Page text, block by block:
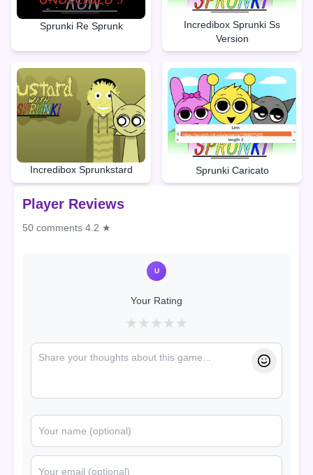
Sprunki Re Sprunk
Incredibox Sprunki Ss
Version
Incredibox Sprunkstard Sprunki Caricato
Player Reviews
50 comments 4.2 ★
U
Your Rating
★ ★ ★ ★ ★